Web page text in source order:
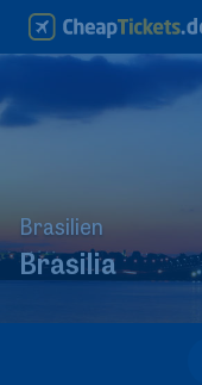
Brasilien
Brasilia